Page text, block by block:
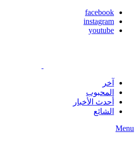
facebook
instagram
youtube
آخر
المحبوب
أحدث الأخبار
الشائع
Menu